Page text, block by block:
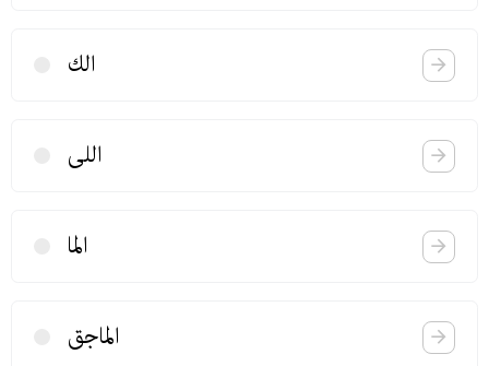
الك
اللی
الما
الماجق